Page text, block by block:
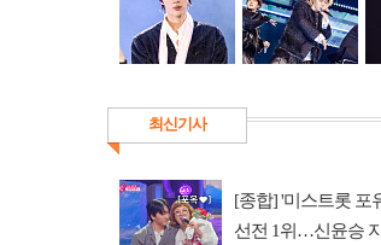
최신기사
[종합] '미스트롯 포
선전 1위…신윤승